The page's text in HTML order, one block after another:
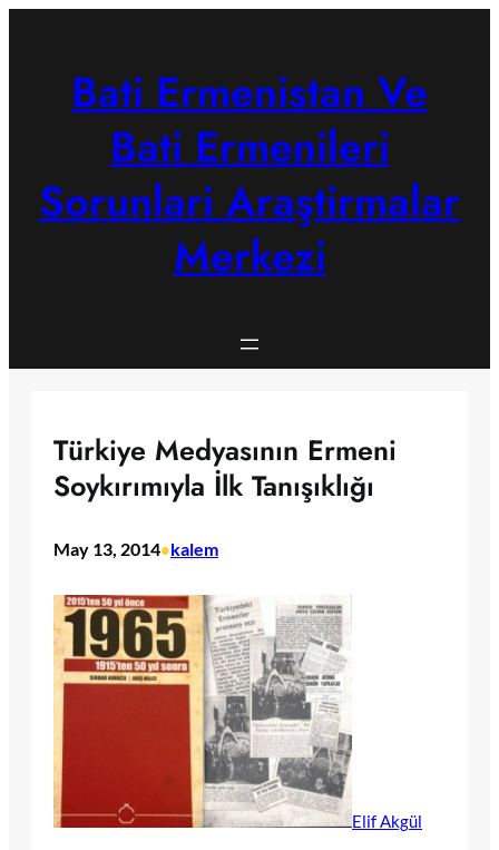
Bati Ermenistan Ve
Bati Ermenileri
Sorunlari Araştirmalar
Merkezi
Türkiye Medyasının Ermeni
Soykırımıyla İlk Tanışıklığı
May 13, 2014•kalem
Elif Akgül